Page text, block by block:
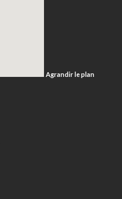
Agrandir le plan